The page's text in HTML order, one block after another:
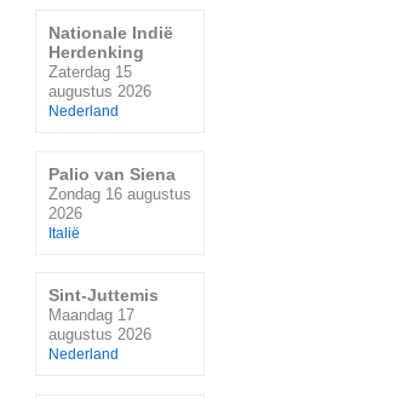
Nationale Indië
Herdenking
Zaterdag 15
augustus 2026
Nederland
Palio van Siena
Zondag 16 augustus
2026
Italië
Sint-Juttemis
Maandag 17
augustus 2026
Nederland